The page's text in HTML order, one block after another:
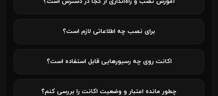
برای نصب چه اطلاعاتی لازم است؟
اکانت روی چه رسیورهایی قابل استفاده است؟
چطور مانده اعتبار و وضعیت اکانت را بررسی کنم؟